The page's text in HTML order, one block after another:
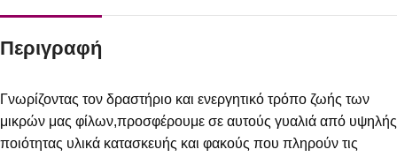
Περιγραφή
Γνωρίζοντας τον δραστήριο και ενεργητικό τρόπο ζωής των
μικρών μας φίλων,προσφέρουμε σε αυτούς γυαλιά από υψηλής
ποιότητας υλικά κατασκευής και φακούς που πληρούν τις